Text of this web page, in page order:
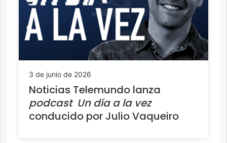
3 de junio de 2026
Noticias Telemundo lanza
podcast Un día a la vez
conducido por Julio Vaqueiro